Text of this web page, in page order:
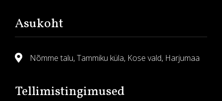
Asukoht
Nõmme talu, Tammiku küla, Kose vald, Harjumaa
Tellimistingimused